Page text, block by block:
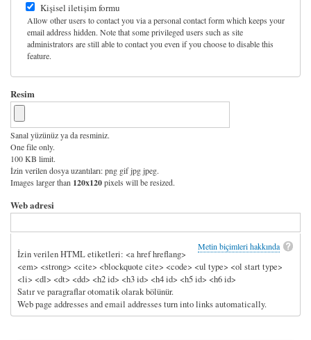
Kişisel iletişim formu
Allow other users to contact you via a personal contact form which keeps your
email address hidden. Note that some privileged users such as site
administrators are still able to contact you even if you choose to disable this
feature.
Resim
Sanal yüzünüz ya da resminiz.
One file only.
100 KB limit.
İzin verilen dosya uzantıları: png gif jpg jpeg.
Images larger than 120x120pixels will be resized.
Web adresi
Metin biçimleri hakkında
İzin verilen HTML etiketleri: <a href hreflang>
<em> <strong> <cite> <blockquote cite> <code> <ul type> <ol start type>
<li> <dl> <dt> <dd> <h2 id> <h3 id> <h4 id> <h5 id> <h6 id>
Satır ve paragraflar otomatik olarak bölünür.
Web page addresses and email addresses turn into links automatically.